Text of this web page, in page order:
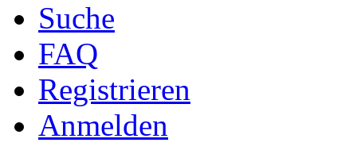
Suche
FAQ
Registrieren
Anmelden